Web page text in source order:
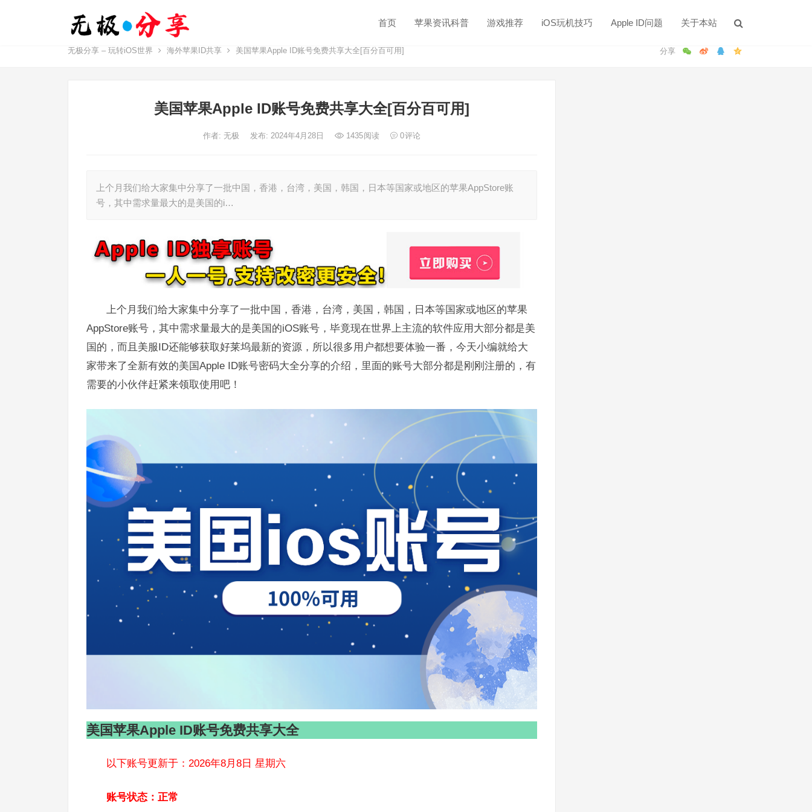
首页 苹果资讯科普 游戏推荐 iOS玩机技巧 Apple ID问题 关于本站
无极分享 – 玩转iOS世界 海外苹果ID共享 美国苹果Apple ID账号免费共享大全[百分百可用]
美国苹果Apple ID账号免费共享大全[百分百可用]
作者: 无极 发布: 2024年4月28日 1435阅读 0评论
上个月我们给大家集中分享了一批中国，香港，台湾，美国，韩国，日本等国家或地区的苹果AppStore账
号，其中需求量最大的是美国的i…
上个月我们给大家集中分享了一批中国，香港，台湾，美国，韩国，日本等国家或地区的苹果
AppStore账号，其中需求量最大的是美国的iOS账号，毕竟现在世界上主流的软件应用大部分都是美
国的，而且美服ID还能够获取好莱坞最新的资源，所以很多用户都想要体验一番，今天小编就给大
家带来了全新有效的美国Apple ID账号密码大全分享的介绍，里面的账号大部分都是刚刚注册的，有
需要的小伙伴赶紧来领取使用吧！
美国苹果Apple ID账号免费共享大全
以下账号更新于：2026年8月8日 星期六
账号状态：正常